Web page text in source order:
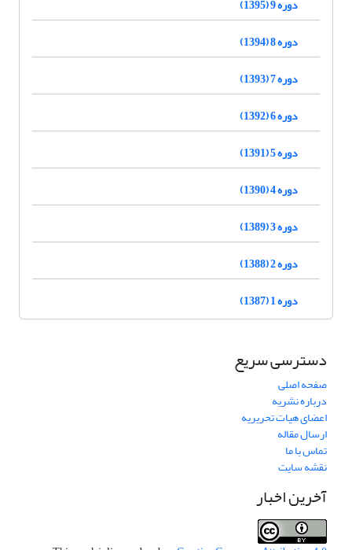
دوره 9 (1395)
دوره 8 (1394)
دوره 7 (1393)
دوره 6 (1392)
دوره 5 (1391)
دوره 4 (1390)
دوره 3 (1389)
دوره 2 (1388)
دوره 1 (1387)
دسترسی سریع
صفحه اصلی
درباره نشریه
اعضای هیات تحریریه
ارسال مقاله
تماس با ما
نقشه سایت
آخرین اخبار